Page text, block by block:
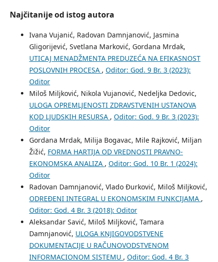
Najčitanije od istog autora
Ivana Vujanić, Radovan Damnjanović, Jasmina
Gligorijević, Svetlana Marković, Gordana Mrdak,
UTICAJ MENADŽMENTA PREDUZEĆA NA EFIKASNOST
POSLOVNIH PROCESA , Oditor: God. 9 Br. 3 (2023):
Oditor
Miloš Miljković, Nikola Vujanović, Nedeljka Dedovic,
ULOGA OPREMLJENOSTI ZDRAVSTVENIH USTANOVA
KOD LJUDSKIH RESURSA , Oditor: God. 9 Br. 3 (2023):
Oditor
Gordana Mrdak, Milija Bogavac, Mile Rajković, Miljan
Žižić, FORMA HARTIJA OD VREDNOSTI PRAVNO-
EKONOMSKA ANALIZA , Oditor: God. 10 Br. 1 (2024):
Oditor
Radovan Damnjanović, Vlado Đurković, Miloš Miljković,
ODREĐENI INTEGRAL U EKONOMSKIM FUNKCIJAMA ,
Oditor: God. 4 Br. 3 (2018): Oditor
Aleksandar Savić, Miloš Miljković, Tamara
Damnjanović, ULOGA KNJIGOVODSTVENE
DOKUMENTACIJE U RAČUNOVODSTVENOM
INFORMACIONOM SISTEMU , Oditor: God. 4 Br. 3